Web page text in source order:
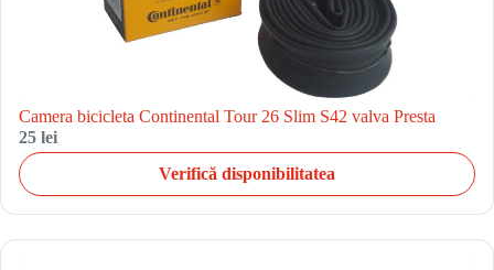
Camera bicicleta Continental Tour 26 Slim S42 valva Presta
25 lei
Verifică disponibilitatea